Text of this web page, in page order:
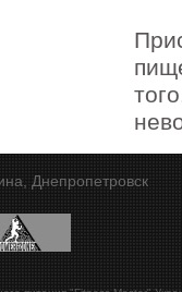
Днепропетровск